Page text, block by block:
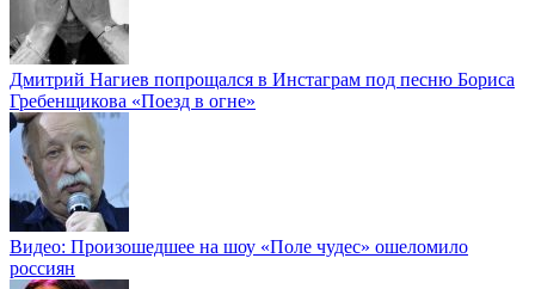
Дмитрий Нагиев попрощался в Инстаграм под песню Бориса
Гребенщикова «Поезд в огне»
Видео: Произошедшее на шоу «Поле чудес» ошеломило
россиян